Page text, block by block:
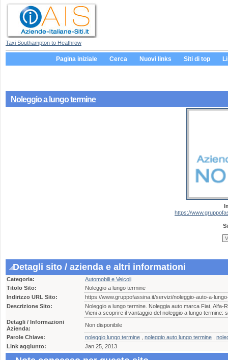
Taxi Southampton to Heathrow
Pagina iniziale Cerca Nuovi links Siti di top
Noleggio a lungo termine
https://
Detagli sito / azienda e altri informationi
Categoria:
Automobili e Veicoli
Titolo Sito:
Noleggio a lungo termine
Indirizzo URL Sito:
https://www.gruppofassina.it/servizi/noleggio-auto-a-
Descrizione Sito:
Noleggio a lungo termine. Noleggia auto marca Fiat,
Vieni a scoprire il vantaggio del noleggio a lungo termine:
Detagli / Informazioni
Azienda:
Non disponibile
Parole Chiave:
noleggio lungo termine noleggio auto lungo termine
Link aggiunto:
Jan 25, 2013